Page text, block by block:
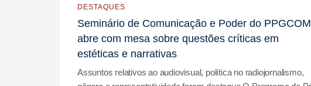
DESTAQUES
Seminário de Comunicação e Poder do PPGCOM
abre com mesa sobre questões críticas em
estéticas e narrativas
Assuntos relativos ao audiovisual, política no radiojornalismo,